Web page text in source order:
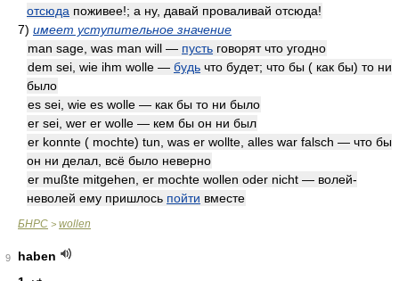
отсюда поживее!; а ну, давай проваливай отсюда!
7) имеет уступительное значение
man sage, was man will — пусть говорят что угодно
dem sei, wie ihm wolle — будь что будет; что бы ( как бы) то ни
было
es sei, wie es wolle — как бы то ни было
er sei, wer er wolle — кем бы он ни был
er konnte ( mochte) tun, was er wollte, alles war falsch — что бы
он ни делал, всё было неверно
er mußte mitgehen, er mochte wollen oder nicht — волей-
неволей ему пришлось пойти вместе
БНРС > wollen
9
haben